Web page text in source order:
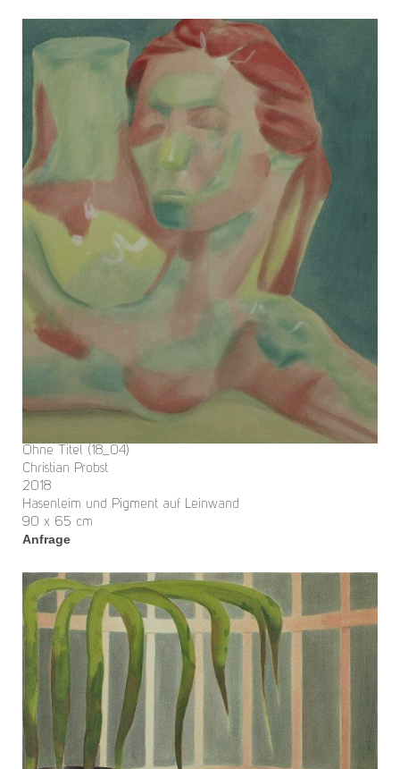
Ohne Titel (18_04)
Christian Probst
2018
Hasenleim und Pigment auf Leinwand
90 x 65 cm
Anfrage